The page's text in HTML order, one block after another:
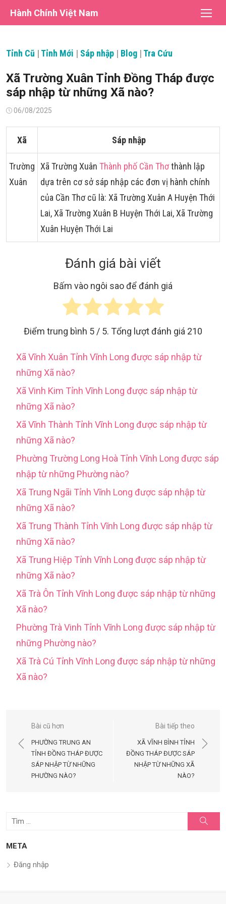
Hành Chính Việt Nam
Tỉnh Cũ | Tỉnh Mới | Sáp nhập | Blog | Tra Cứu
Xã Trường Xuân Tỉnh Đồng Tháp được
sáp nhập từ những Xã nào?
Đăng06/08/2025
Xã Sáp nhập
Trường
Xuân
Xã Trường Xuân Thành phố Cần Thơthành lập
dựa trên cơ sở sáp nhập các đơn vị hành chính
của Cần Thơ cũ là: Xã Trường Xuân A Huyện Thới
Lai, Xã Trường Xuân B Huyện Thới Lai, Xã Trường
Xuân Huyện Thới Lai
Đánh giá bài viết
Bấm vào ngôi sao để đánh giá
Điểm trung bình 5 / 5. Tổng lượt đánh giá 210
Xã Vĩnh Xuân Tỉnh Vĩnh Long được sáp nhập từ
những Xã nào?
Xã Vinh Kim Tỉnh Vĩnh Long được sáp nhập từ
những Xã nào?
Xã Vĩnh Thành Tỉnh Vĩnh Long được sáp nhập từ
những Xã nào?
Phường Trường Long Hoà Tỉnh Vĩnh Long được sáp
nhập từ những Phường nào?
Xã Trung Ngãi Tỉnh Vĩnh Long được sáp nhập từ
những Xã nào?
Xã Trung Thành Tỉnh Vĩnh Long được sáp nhập từ
những Xã nào?
Xã Trung Hiệp Tỉnh Vĩnh Long được sáp nhập từ
những Xã nào?
Xã Trà Ôn Tỉnh Vĩnh Long được sáp nhập từ những
Xã nào?
Phường Trà Vinh Tỉnh Vĩnh Long được sáp nhập từ
những Phường nào?
Xã Trà Cú Tỉnh Vĩnh Long được sáp nhập từ những
Xã nào?
Điều
hướng
bài
viết
Bài cũ hơn
PHƯỜNG TRUNG AN
TỈNH ĐỒNG THÁP ĐƯỢC
SÁP NHẬP TỪ NHỮNG
PHƯỜNG NÀO?
Bài tiếp theo
XÃ VĨNH BÌNH TỈNH
ĐỒNG THÁP ĐƯỢC SÁP
NHẬP TỪ NHỮNG XÃ
NÀO?
Tìm
quả
kiếm
META
Đăng nhập